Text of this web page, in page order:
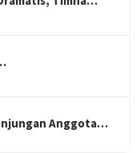
Anggota…